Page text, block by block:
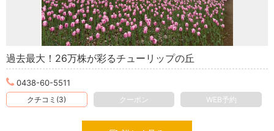
過去最大！26万株が彩るチューリップの丘
0438-60-5511
クチコミ(3) クーポン WEB予約